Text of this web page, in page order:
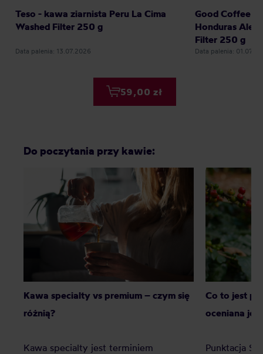
Teso - kawa ziarnista Peru La Cima
Washed Filter 250 g
Data palenia: 13.07.2026
59,00 zł
Good Coffee -
Honduras
Filter 250 g
Data palenia:
Do poczytania przy kawie:
Kawa specialty vs premium – czym się
różnią?
Kawa specialty jest terminiem
Co to jest
oceniana
Punktacja